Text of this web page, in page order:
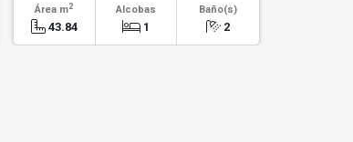
Área m2
43.84
Alcobas
1
Baño(s)
2